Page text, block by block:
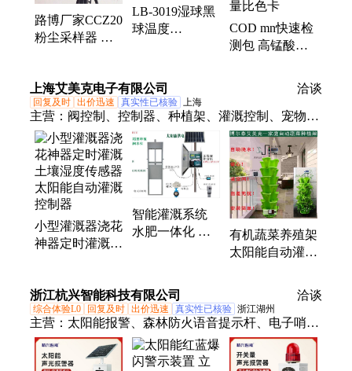
路博厂家CCZ20
粉尘采样器 矿
LB-3019湿球黑
球温度
打印机打印数据
COD mn快速检
测包 高锰酸盐
业用水CODmn
元素含量比色卡
上海艾美克电子有限公司 洽谈
回复及时 出价迅速 真实性已核验 上海
主营： 阀控制、控制器、种植架、灌溉控制、宠物喂
水、浇花神器、种菜神器、自动灌溉、灌溉系统、喷
灌设备、定时灌溉、节水灌溉、浇水神器、灌溉设
备、智能灌溉、湿度传感器、雨量传感器、太阳能灌
溉、水肥控制系统、太阳能灭蚊灯
小型灌溉器浇花
神器定时灌溉土
制器
智能灌溉系统
水肥一体化 无
有机蔬菜养殖架
太阳能自动灌溉
备种菜神器自动
灌溉
浙江杭兴智能科技有限公司 洽谈
综合体验L0 回复及时 出价迅速 真实性已核验 浙江湖州
主营： 太阳能报警、森林防火语音提示杆、电子哨
兵、声光报警器、联网声光报警器、远程遥控声光报
警器、开关量声光报警器、激光防撞报警器、太阳能